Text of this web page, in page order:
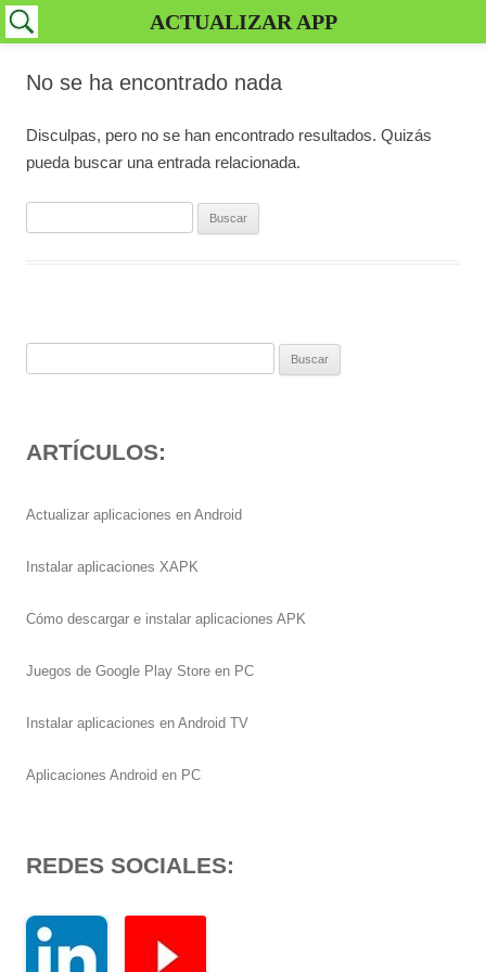
No se ha encontrado nada
Disculpas, pero no se han encontrado resultados. Quizás
pueda buscar una entrada relacionada.
ARTÍCULOS:
Actualizar aplicaciones en Android
Instalar aplicaciones XAPK
Cómo descargar e instalar aplicaciones APK
Juegos de Google Play Store en PC
Instalar aplicaciones en Android TV
Aplicaciones Android en PC
REDES SOCIALES:
ACTUALIZAR APP